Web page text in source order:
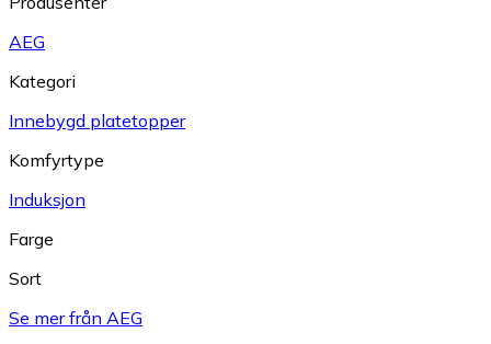
AEG
Kategori
Innebygd platetopper
Komfyrtype
Induksjon
Farge
Sort
Se mer från AEG